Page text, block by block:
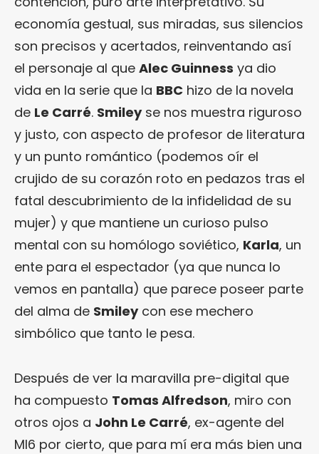
economía gestual, sus miradas, sus silencios
son precisos y acertados, reinventando así
el personaje al que Alec Guinness ya dio
vida en la serie que la BBC hizo de la novela
de Le Carré. Smileyse nos muestra riguroso
y justo, con aspecto de profesor de literatura
y un punto romántico (podemos oír el
crujido de su corazón roto en pedazos tras el
fatal descubrimiento de la infidelidad de su
mujer) y que mantiene un curioso pulso
mental con su homólogo soviético, Karla, un
ente para el espectador (ya que nunca lo
vemos en pantalla) que parece poseer parte
del alma de Smileycon ese mechero
simbólico que tanto le pesa.
Después de ver la maravilla pre-digital que
ha compuesto Tomas Alfredson, miro con
otros ojos a John Le Carré, ex-agente del
MI6 por cierto, que para mí era más bien una